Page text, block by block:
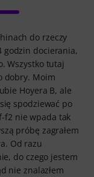
do rzeczy
godzin docierania,
Wszystko tutaj
dobry. Moim
Hoyera B, ale
spodziewać po
f2 nie wpada tak
próbę zagrałem
Od razu
do czego jestem
nie znalazłem